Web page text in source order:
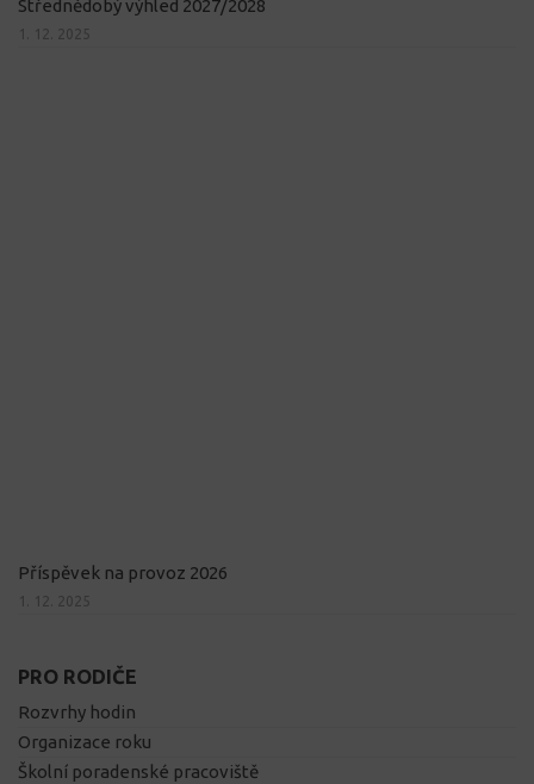
Střednědobý výhled 2027/2028
1. 12. 2025
Příspěvek na provoz 2026
1. 12. 2025
PRO RODIČE
Rozvrhy hodin
Organizace roku
Školní poradenské pracoviště